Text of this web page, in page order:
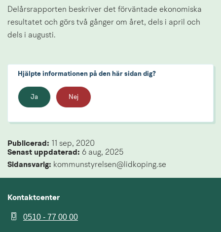
Delårsrapporten beskriver det förväntade ekonomiska
resultatet och görs två gånger om året, dels i april och
dels i augusti.
Hjälpte informationen på den här sidan dig?
Ja Nej
Publicerad:
11 sep, 2020
Senast uppdaterad: 6 aug, 2025
Sidansvarig: kommunstyrelsen@lidkoping.se
Kontaktcenter
0510 - 77 00 00